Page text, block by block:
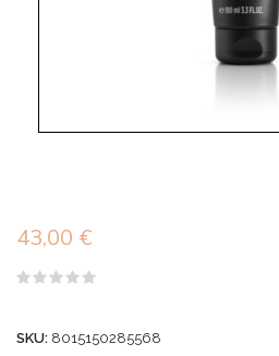
43,00 €
5
SKU: 8015150285568